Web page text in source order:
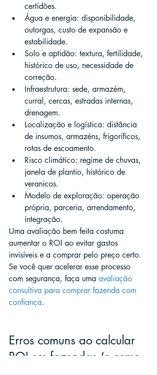
certidões.
Água e energia: disponibilidade,
outorgas, custo de expansão e
estabilidade.
Solo e aptidão: textura, fertilidade,
histórico de uso, necessidade de
correção.
Infraestrutura: sede, armazém,
curral, cercas, estradas internas,
drenagem.
Localização e logística: distância
de insumos, armazéns, frigoríficos,
rotas de escoamento.
Risco climático: regime de chuvas,
janela de plantio, histórico de
veranicos.
Modelo de exploração: operação
própria, parceria, arrendamento,
integração.
Uma avaliação bem feita costuma
aumentar o ROI ao evitar gastos
invisíveis e a comprar pelo preço certo.
Se você quer acelerar esse processo
com segurança, faça uma avaliação
consultiva para comprar fazenda com
confiança.
Erros comuns ao calcular
ROI em fazendas (e como